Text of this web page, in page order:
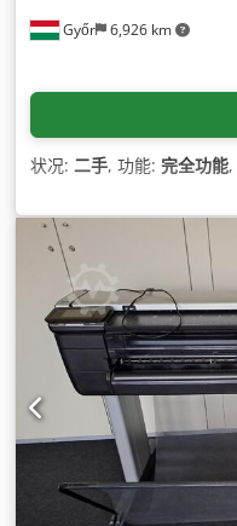
Győr 6,926 km
状况: 二手, 功能: 完全功能,